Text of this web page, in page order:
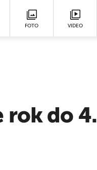
FOTO VIDEO
rok do 4.